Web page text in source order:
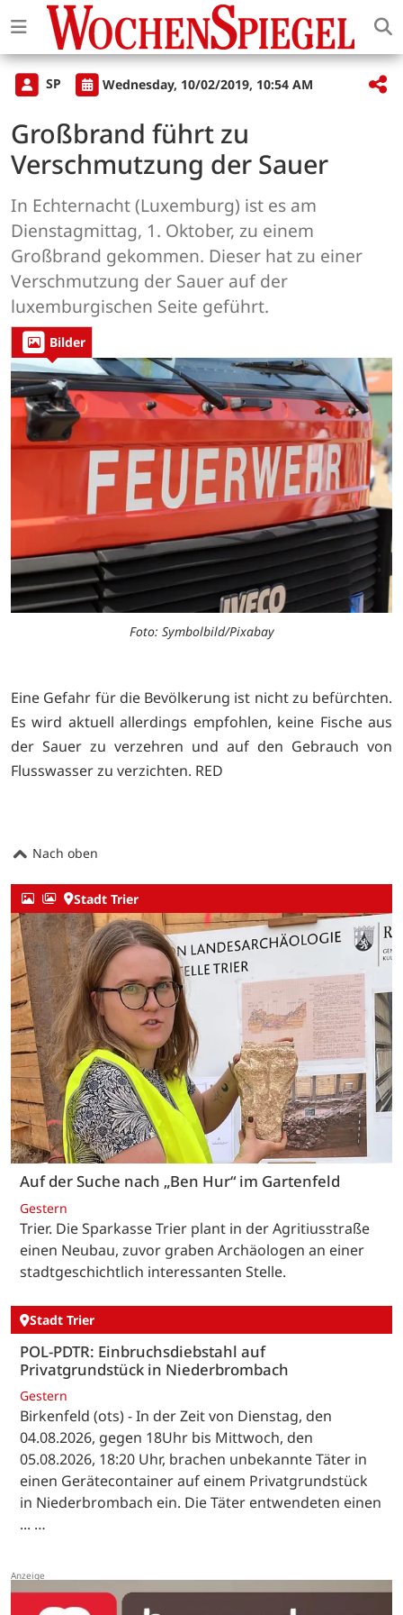
SP Wednesday, 10/02/2019, 10:54 AM
Großbrand führt zu
Verschmutzung der Sauer
In Echternacht (Luxemburg) ist es am
Dienstagmittag, 1. Oktober, zu einem
Großbrand gekommen. Dieser hat zu einer
Verschmutzung der Sauer auf der
luxemburgischen Seite geführt.
Bilder
Foto: Symbolbild/Pixabay
Eine Gefahr für die Bevölkerung ist nicht zu befürchten.
Es wird aktuell allerdings empfohlen, keine Fische aus
der Sauer zu verzehren und auf den Gebrauch von
Flusswasser zu verzichten. RED
Nach oben
Stadt Trier
Auf der Suche nach „Ben Hur“ im Gartenfeld
Gestern
Trier. Die Sparkasse Trier plant in der Agritiusstraße
einen Neubau, zuvor graben Archäologen an einer
stadtgeschichtlich interessanten Stelle.
Stadt Trier
POL-PDTR: Einbruchsdiebstahl auf
Privatgrundstück in Niederbrombach
Gestern
Birkenfeld (ots) - In der Zeit von Dienstag, den
04.08.2026, gegen 18Uhr bis Mittwoch, den
05.08.2026, 18:20 Uhr, brachen unbekannte Täter in
einen Gerätecontainer auf einem Privatgrundstück
in Niederbrombach ein. Die Täter entwendeten einen
... …